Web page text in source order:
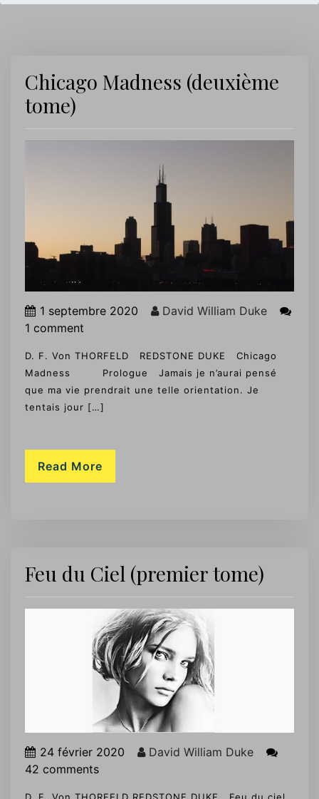
Chicago Madness (deuxième
tome)
1 septembre 2020
David William Duke
1 comment
D. F. Von THORFELD REDSTONE DUKE Chicago
Madness Prologue Jamais je n’aurai pensé
que ma vie prendrait une telle orientation. Je
tentais jour […]
Read More
Feu du Ciel (premier tome)
24 février 2020
David William Duke
42 comments